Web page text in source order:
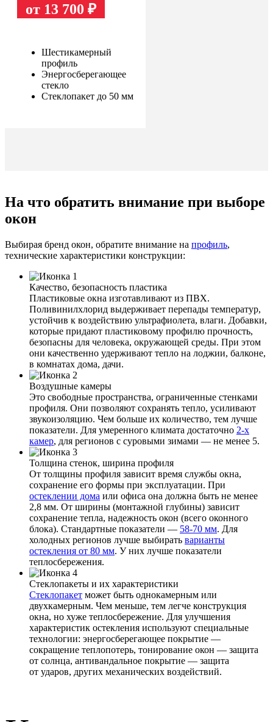
от 13 700 ₽
Шестикамерный
профиль
Энергосберегающее
стекло
Стеклопакет до 50 мм
На что обратить внимание при выборе
окон
Выбирая бренд окон, обратите внимание на профиль,
технические характеристики конструкции:
Качество, безопасность пластика
Пластиковые окна изготавливают из ПВХ.
Поливинилхлорид выдерживает перепады температур,
устойчив к воздействию ультрафиолета, влаги. Добавки,
которые придают пластиковому профилю прочность,
безопасны для человека, окружающей среды. При этом
они качественно удерживают тепло на лоджии, балконе,
в комнатах дома, дачи.
Воздушные камеры
Это свободные пространства, ограниченные стенками
профиля. Они позволяют сохранять тепло, усиливают
звукоизоляцию. Чем больше их количество, тем лучше
показатели. Для умеренного климата достаточно 2-х
камер, для регионов с суровыми зимами — не менее 5.
Толщина стенок, ширина профиля
От толщины профиля зависит время службы окна,
сохранение его формы при эксплуатации. При
остеклении дома или офиса она должна быть не менее
2,8 мм. От ширины (монтажной глубины) зависит
сохранение тепла, надежность окон (всего оконного
блока). Стандартные показатели — 58-70 мм. Для
холодных регионов лучше выбирать варианты
остекления от 80 мм. У них лучше показатели
теплосбережения.
Стеклопакеты и их характеристики
Стеклопакет может быть однокамерным или
двухкамерным. Чем меньше, тем легче конструкция
окна, но хуже теплосбережение. Для улучшения
характеристик остекления используют специальные
технологии: энергосберегающее покрытие —
сокращение теплопотерь, тонирование окон — защита
от солнца, антивандальное покрытие — защита
от ударов, других механических воздействий.